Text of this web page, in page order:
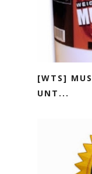
[WTS]
UNT...